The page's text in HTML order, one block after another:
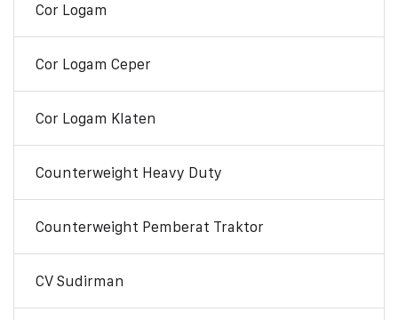
Cor Logam
Cor Logam Ceper
Cor Logam Klaten
Counterweight Heavy Duty
Counterweight Pemberat Traktor
CV Sudirman